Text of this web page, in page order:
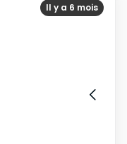
Il y a 6 mois